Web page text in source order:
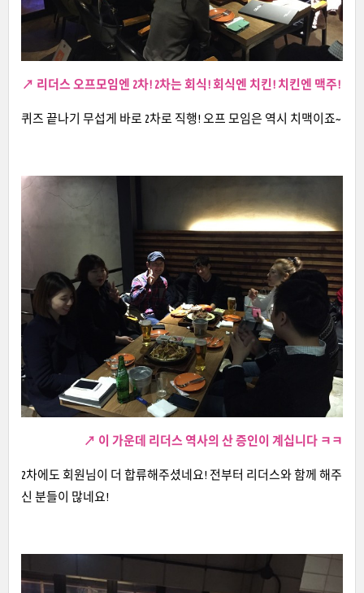
↗ 리더스 오프모임엔 2차! 2차는 회식! 회식엔 치킨! 치킨엔 맥주!
퀴즈 끝나기 무섭게 바로 2차로 직행! 오프 모임은 역시 치맥이죠~
↗ 이 가운데 리더스 역사의 산 증인이 계십니다 ㅋㅋ
2차에도 회원님이 더 합류해주셨네요! 전부터 리더스와 함께 해주
신 분들이 많네요!